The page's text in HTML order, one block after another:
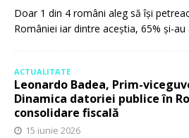
Doar 1 din 4 români aleg să își
României iar dintre aceștia, 65% și-au
ACTUALITATE
Leonardo Badea, Prim-
Dinamica datoriei publice în
consolidare fiscală
15 iunie 2026